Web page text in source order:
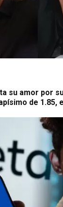
su amor por
de 1.85,